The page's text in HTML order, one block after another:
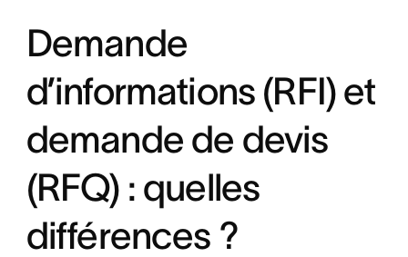
Demande
d’informations (RFI) et
demande de devis
(RFQ) : quelles
différences ?